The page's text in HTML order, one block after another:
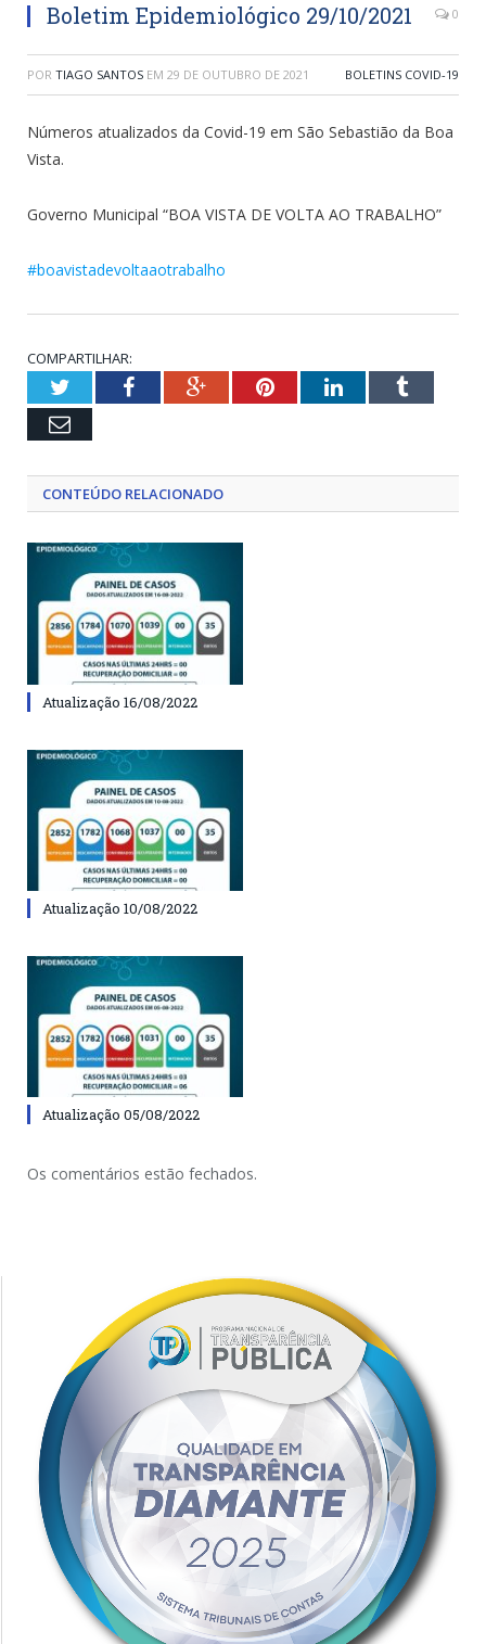
Boletim Epidemiológico 29/10/2021 0
POR TIAGO SANTOS EM 29 DE OUTUBRO DE 2021 BOLETINS COVID-19
Números atualizados da Covid-19 em São Sebastião da Boa
Vista.
Governo Municipal “BOA VISTA DE VOLTA AO TRABALHO”
#boavistadevoltaaotrabalho
COMPARTILHAR:
TwitterFacebookGoogle+PinterestLinkedInTumblr
Email
CONTEÚDO RELACIONADO
Atualização 16/08/2022
Atualização 10/08/2022
Atualização 05/08/2022
Os comentários estão fechados.